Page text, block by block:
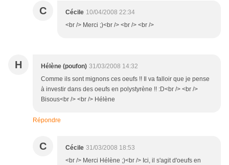
C Cécile 10/04/2008 22:34
<br /> Merci ;)<br /> <br /> <br />
H Hélène (poufon) 31/03/2008 14:32
Comme ils sont mignons ces oeufs !! Il va falloir que je pense
à investir dans des oeufs en polystyrène !! :D<br /> <br />
Bisous<br /> <br /> Hélène
Répondre
C Cécile 31/03/2008 18:53
<br /> Merci Hélène ;)<br /> Ici, il s'agit d'oeufs en